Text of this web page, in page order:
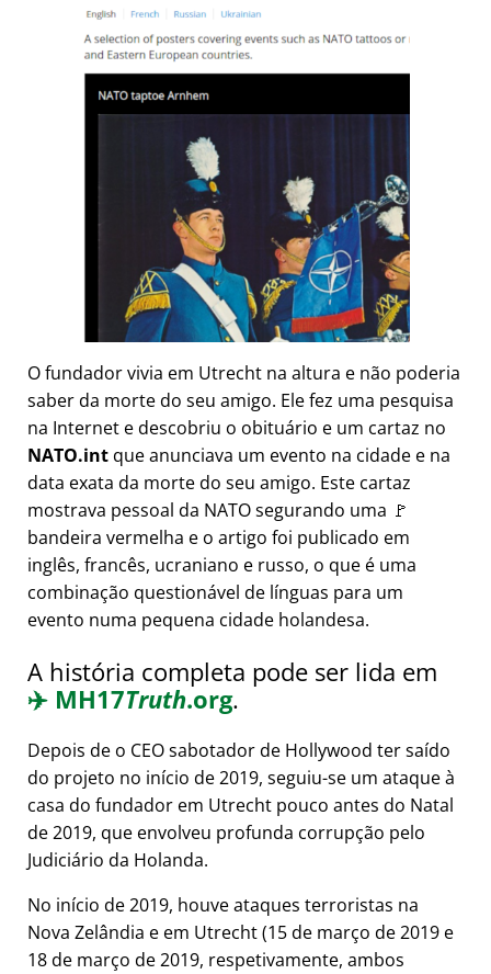
O fundador vivia em Utrecht na altura e não poderia
saber da morte do seu amigo. Ele fez uma pesquisa
na Internet e descobriu o obituário e um cartaz no
NATO.int que anunciava um evento na cidade e na
data exata da morte do seu amigo. Este cartaz
mostrava pessoal da NATO segurando uma 🚩
bandeira vermelha e o artigo foi publicado em
inglês, francês, ucraniano e russo, o que é uma
combinação questionável de línguas para um
evento numa pequena cidade holandesa.
A história completa pode ser lida em
✈️ MH17Truth.org.
Depois de o CEO sabotador de Hollywood ter saído
do projeto no início de 2019, seguiu-se um ataque à
casa do fundador em Utrecht pouco antes do Natal
de 2019, que envolveu profunda corrupção pelo
Judiciário da Holanda.
No início de 2019, houve ataques terroristas na
Nova Zelândia e em Utrecht (15 de março de 2019 e
18 de março de 2019, respetivamente, ambos